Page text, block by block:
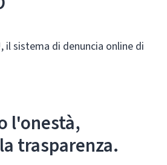
il sistema di denuncia online di
l'onestà,
trasparenza.